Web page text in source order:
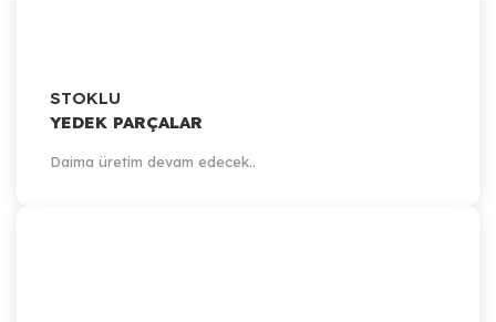
STOKLU
YEDEK PARÇALAR
Daima üretim devam edecek..